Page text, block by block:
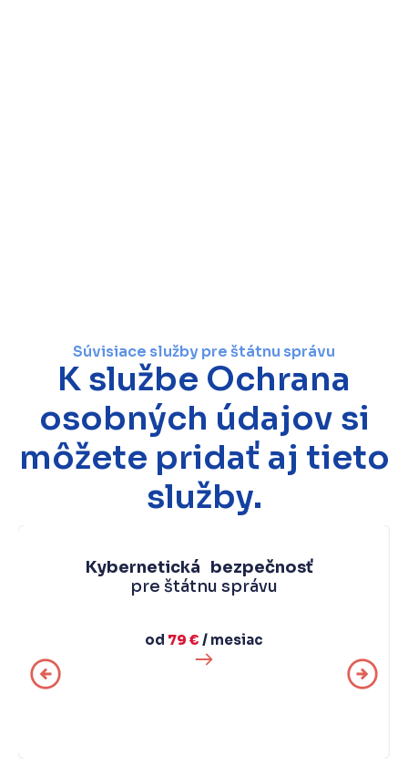
Súvisiace služby pre štátnu správu
K službe Ochrana
osobných údajov si
môžete pridať aj tieto
služby.
Kybernetická bezpečnosť
pre štátnu správu
od 79 € / mesiac